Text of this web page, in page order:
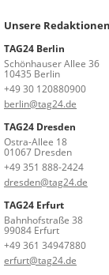
Unsere
TAG24 Berlin
Schönhauser Allee 36
10435 Berlin
+49 30 120880900
berlin@tag24.de
TAG24 Dresden
Ostra-Allee 18
01067 Dresden
+49 351 888-2424
dresden@tag24.de
TAG24 Erfurt
Bahnhofstraße 38
99084 Erfurt
+49 361 34947880
erfurt@tag24.de